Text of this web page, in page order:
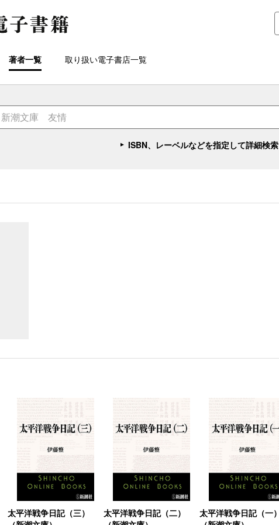
著者一覧 取り扱い電子書店一覧
ISBN、レーベルなどを指定して詳細検索
太平洋戦争日記（三）
太平洋戦争日記（二）
太平洋戦争日記（一）